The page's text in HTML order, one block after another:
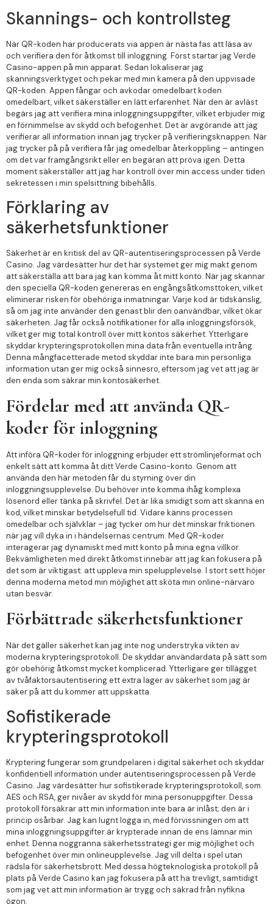
Skannings- och kontrollsteg
När QR-koden har producerats via appen är nästa fas att läsa av
och verifiera den för åtkomst till inloggning. Först startar jag Verde
Casino-appen på min apparat. Sedan lokaliserar jag
skanningsverktyget och pekar med min kamera på den uppvisade
QR-koden. Appen fångar och avkodar omedelbart koden
omedelbart, vilket säkerställer en lätt erfarenhet. När den är avläst
begärs jag att verifiera mina inloggningsuppgifter, vilket erbjuder mig
en förnimmelse av skydd och befogenhet. Det är avgörande att jag
verifierar all information innan jag trycker på verifieringsknappen. När
jag trycker på på verifiera får jag omedelbar återkoppling – antingen
om det var framgångsrikt eller en begäran att pröva igen. Detta
moment säkerställer att jag har kontroll över min access under tiden
sekretessen i min spelsittning bibehålls.
Förklaring av
säkerhetsfunktioner
Säkerhet är en kritisk del av QR-autentiseringsprocessen på Verde
Casino. Jag värdesätter hur det här systemet ger mig makt genom
att säkerställa att bara jag kan komma åt mitt konto. När jag skannar
den speciella QR-koden genereras en engångsåtkomsttoken, vilket
eliminerar risken för obehöriga inmatningar. Varje kod är tidskänslig,
så om jag inte använder den genast blir den oanvändbar, vilket ökar
säkerheten. Jag får också notifikationer för alla inloggningsförsök,
vilket ger mig total kontroll över mitt kontos säkerhet. Ytterligare
skyddar krypteringsprotokollen mina data från eventuella intrång.
Denna mångfacetterade metod skyddar inte bara min personliga
information utan ger mig också sinnesro, eftersom jag vet att jag är
den enda som säkrar min kontosäkerhet.
Fördelar med att använda QR-
koder för inloggning
Att införa QR-koder för inloggning erbjuder ett strömlinjeformat och
enkelt sätt att komma åt ditt Verde Casino-konto. Genom att
använda den här metoden får du styrning över din
inloggningsupplevelse. Du behöver inte komma ihåg komplexa
lösenord eller tänka på skrivfel. Det är lika smidigt som att skanna en
kod, vilket minskar betydelsefull tid. Vidare känns processen
omedelbar och självklar – jag tycker om hur det minskar friktionen
när jag vill dyka in i händelsernas centrum. Med QR-koder
interagerar jag dynamiskt med mitt konto på mina egna villkor.
Bekvämligheten med direkt åtkomst innebär att jag kan fokusera på
det som är viktigast: att uppleva min spelupplevelse. I stort sett höjer
denna moderna metod min möjlighet att sköta min online-närvaro
utan besvär.
Förbättrade säkerhetsfunktioner
När det gäller säkerhet kan jag inte nog understryka vikten av
moderna krypteringsprotokoll. De skyddar användardata på sätt som
gör obehörig åtkomst mycket komplicerad. Ytterligare ger tillägget
av tvåfaktorsautentisering ett extra lager av säkerhet som jag är
säker på att du kommer att uppskatta.
Sofistikerade
krypteringsprotokoll
Kryptering fungerar som grundpelaren i digital säkerhet och skyddar
konfidentiell information under autentiseringsprocessen på Verde
Casino. Jag värdesätter hur sofistikerade krypteringsprotokoll, som
AES och RSA, ger nivåer av skydd för mina personuppgifter. Dessa
protokoll försäkrar att min information inte bara är inlåst; den är i
princip osårbar. Jag kan lugnt logga in, med förvissningen om att
mina inloggningsuppgifter är krypterade innan de ens lämnar min
enhet. Denna noggranna säkerhetsstrategi ger mig möjlighet och
befogenhet över min onlineupplevelse. Jag vill delta i spel utan
rädsla för säkerhetsbrott. Med dessa högteknologiska protokoll på
plats på Verde Casino kan jag fokusera på att ha trevligt, samtidigt
som jag vet att min information är trygg och säkrad från nyfikna
ögon.